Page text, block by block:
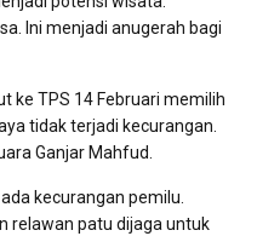
Ini menjadi anugerah bagi
ke TPS 14 Februari memilih
tidak terjadi kecurangan.
Ganjar Mahfud.
kecurangan pemilu.
relawan patu dijaga untuk